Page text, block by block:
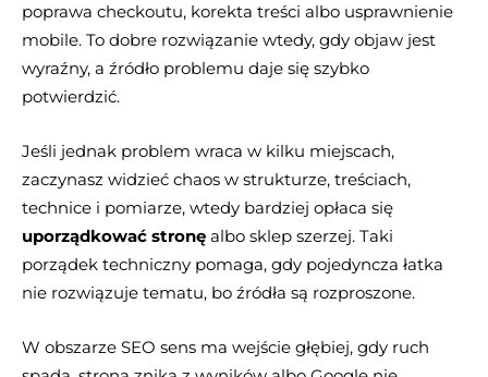
poprawa checkoutu, korekta treści albo usprawnienie
mobile. To dobre rozwiązanie wtedy, gdy objaw jest
wyraźny, a źródło problemu daje się szybko
potwierdzić.
Jeśli jednak problem wraca w kilku miejscach,
zaczynasz widzieć chaos w strukturze, treściach,
technice i pomiarze, wtedy bardziej opłaca się
uporządkować stronę albo sklep szerzej. Taki
porządek techniczny pomaga, gdy pojedyncza łatka
nie rozwiązuje tematu, bo źródła są rozproszone.
W obszarze SEO sens ma wejście głębiej, gdy ruch